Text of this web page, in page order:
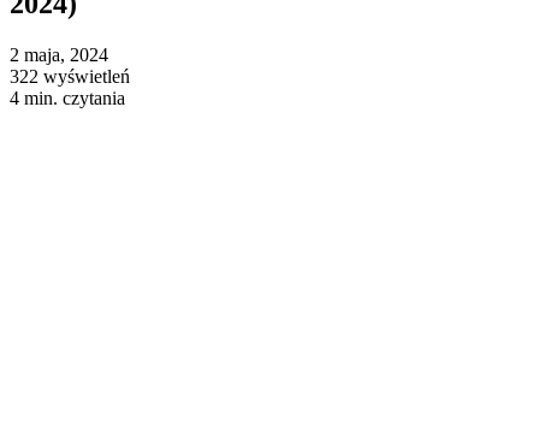
2 maja, 2024
322 wyświetleń
4 min. czytania